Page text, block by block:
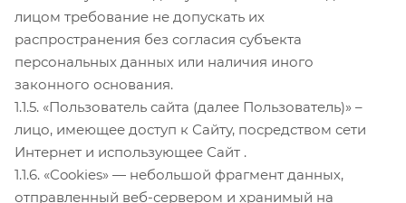
лицом требование не допускать их
распространения без согласия субъекта
персональных данных или наличия иного
законного основания.
1.1.5. «Пользователь сайта (далее Пользователь)» –
лицо, имеющее доступ к Сайту, посредством сети
Интернет и использующее Сайт .
1.1.6. «Cookies» — небольшой фрагмент данных,
отправленный веб-сервером и хранимый на